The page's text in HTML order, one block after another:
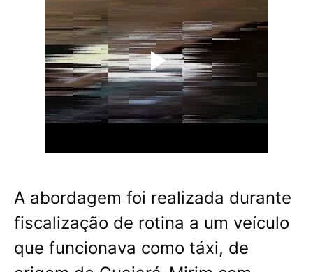
A abordagem foi realizada durante
fiscalização de rotina a um veículo
que funcionava como táxi, de